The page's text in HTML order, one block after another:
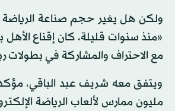
ولكن هل يغير حجم صناعة الرياضة
«منذ سنوات قليلة، كان إقناع الأهل
مع الاحتراف والمشاركة في بطولات
مليون ممارس لألعاب الرياضة